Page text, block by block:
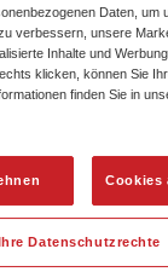
Daten, um
verbessern, unsere
Inhalte und
klicken, können Sie
finden Sie in
Cookies
Datenschutzrechte